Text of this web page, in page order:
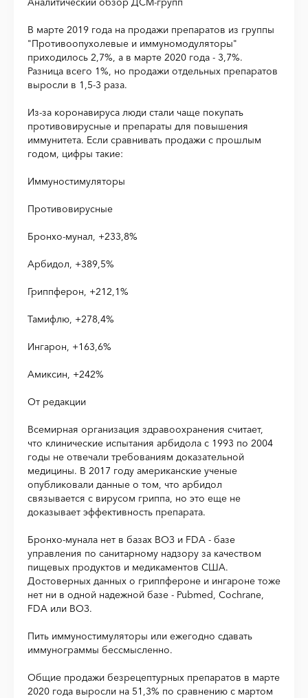
В марте 2019 года на продажи препаратов из группы
"Противоопухолевые и иммуномодуляторы"
приходилось 2,7%, а в марте 2020 года - 3,7%.
Разница всего 1%, но продажи отдельных препаратов
выросли в 1,5-3 раза.
Из-за коронавируса люди стали чаще покупать
противовирусные и препараты для повышения
иммунитета. Если сравнивать продажи с прошлым
годом, цифры такие:
Иммуностимуляторы
Противовирусные
Бронхо-мунал, +233,8%
Арбидол, +389,5%
Гриппферон, +212,1%
Тамифлю, +278,4%
Ингарон, +163,6%
Амиксин, +242%
От редакции
Всемирная организация здравоохранения считает,
что клинические испытания арбидола с 1993 по 2004
годы не отвечали требованиям доказательной
медицины. В 2017 году американские ученые
опубликовали данные о том, что арбидол
связывается с вирусом гриппа, но это еще не
доказывает эффективность препарата.
Бронхо-мунала нет в базах ВОЗ и FDA - базе
управления по санитарному надзору за качеством
пищевых продуктов и медикаментов CША.
Достоверных данных о гриппфероне и ингароне тоже
нет ни в одной надежной базе - Pubmed, Cochrane,
FDA или ВОЗ.
Пить иммуностимуляторы или ежегодно сдавать
иммунограммы бессмысленно.
Общие продажи безрецептурных препаратов в марте
2020 года выросли на 51,3% по сравнению с мартом